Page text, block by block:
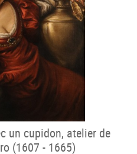
un cupidon, atelier de
(1607 - 1665)